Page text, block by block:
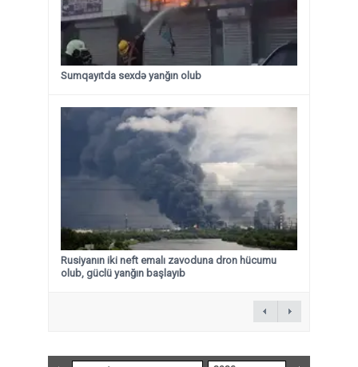
Sumqayıtda sexdə yanğın olub
Rusiyanın iki neft emalı zavoduna dron hücumu
olub, güclü yanğın başlayıb